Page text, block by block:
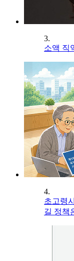
3.
소액 직
4.
초고령
길 정책